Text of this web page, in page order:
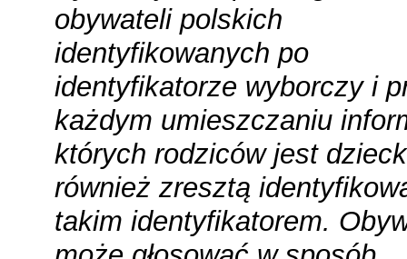
obywateli polskich
identyfikowanych po
identyfikatorze wyborczy i
każdym umieszczaniu
których rodziców jest
również zresztą
takim identyfikatorem.